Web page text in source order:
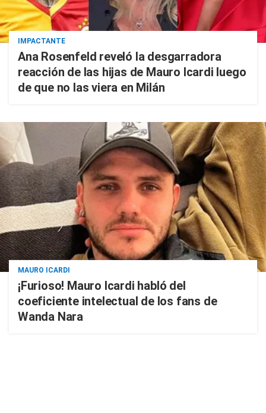
IMPACTANTE
Ana Rosenfeld reveló la desgarradora
reacción de las hijas de Mauro Icardi luego
de que no las viera en Milán
MAURO ICARDI
¡Furioso! Mauro Icardi habló del
coeficiente intelectual de los fans de
Wanda Nara